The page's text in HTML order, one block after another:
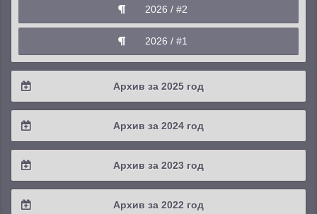
2026 / #2
2026 / #1
Архив за 2025 год
2025 / #4
2025 / #3
2025 / #1
Архив за 2024 год
2024 / #4
2024 / #3
Архив за 2023 год
2023 / #4
Архив за 2022 год